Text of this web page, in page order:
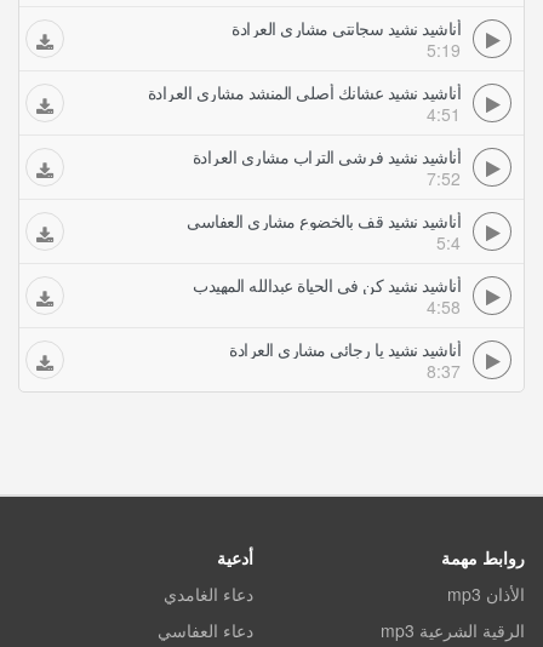
أناشيد نشيد سجانتي مشاري العرادة
5:19
أناشيد نشيد عشانك أصلي المنشد مشاري العرادة
4:51
أناشيد نشيد فرشي التراب مشاري العرادة
7:52
أناشيد نشيد قف بالخضوع مشاري العفاسي
5:4
أناشيد نشيد كن في الحياة عبدالله المهيدب
4:58
أناشيد نشيد يا رجائي مشاري العرادة
8:37
روابط مهمة
الأذان mp3
الرقية الشرعية mp3
أدعية
دعاء الغامدي
دعاء العفاسي